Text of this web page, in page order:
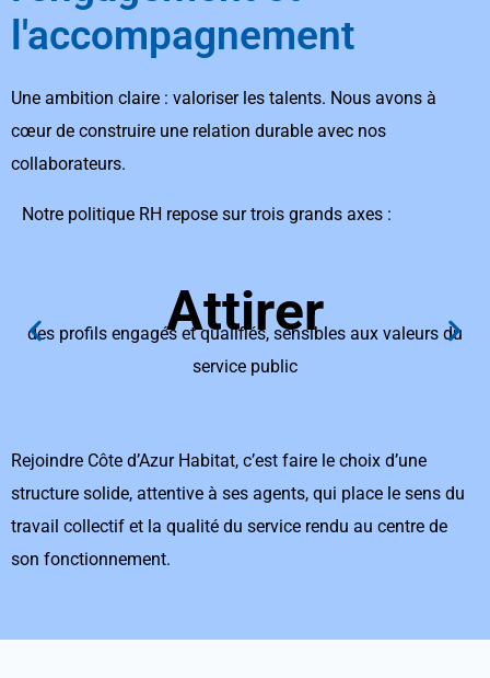
l'accompagnement
Une ambition claire : valoriser les talents. Nous avons à
cœur de construire une relation durable avec nos
collaborateurs.
Notre politique RH repose sur trois grands axes :
Attirer
des profils engagés et qualifiés, sensibles aux valeurs du
service public
Rejoindre Côte d’Azur Habitat, c’est faire le choix d’une
structure solide, attentive à ses agents, qui place le sens du
travail collectif et la qualité du service rendu au centre de
son fonctionnement.